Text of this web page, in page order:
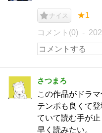
ナイス ★1
コメント(0)
さつまろ
この作品がドラ
テンポも良くて
ていて読む手が
早く読みたい。